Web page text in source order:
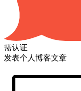
需认证
发表个人博客文章